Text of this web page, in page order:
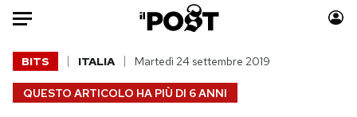
Auto
HOME
QUESTO ARTICOLO HA PIÙ DI 6 ANNI
BITS ITALIA Martedì 24 settembre 2019